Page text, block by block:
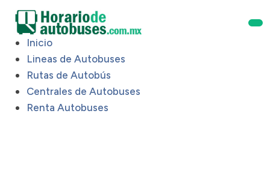
Inicio
Lineas de Autobuses
Rutas de Autobús
Centrales de Autobuses
Renta Autobuses